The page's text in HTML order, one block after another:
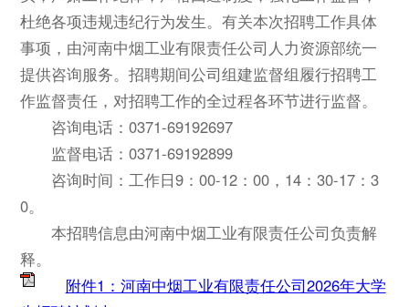
杜绝各项违规违纪行为发生。有关本次招聘工作具体
事项，由河南中烟工业有限责任公司人力资源部统一
提供咨询服务。招聘期间公司组建监督组履行招聘工
作监督责任，对招聘工作的全过程各环节进行监督。
咨询电话：0371-69192697
监督电话：0371-69192899
咨询时间：工作日9：00-12：00，14：30-17：3
0。
本招聘信息由河南中烟工业有限责任公司负责解
释。
附件1：河南中烟工业有限责任公司2026年大学